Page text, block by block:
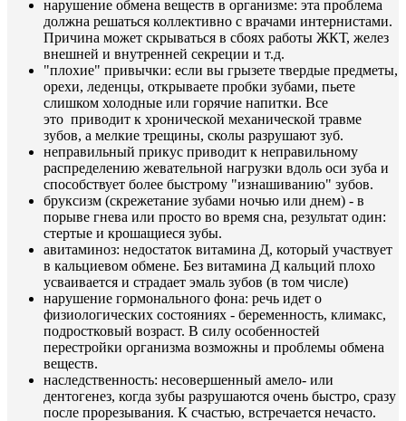
нарушение обмена веществ в организме: эта проблема
должна решаться коллективно с врачами интернистами.
Причина может скрываться в сбоях работы ЖКТ, желез
внешней и внутренней секреции и т.д.
"плохие" привычки: если вы грызете твердые предметы,
орехи, леденцы, открываете пробки зубами, пьете
слишком холодные или горячие напитки. Все
это приводит к хронической механической травме
зубов, а мелкие трещины, сколы разрушают зуб.
неправильный прикус приводит к неправильному
распределению жевательной нагрузки вдоль оси зуба и
способствует более быстрому "изнашиванию" зубов.
бруксизм (скрежетание зубами ночью или днем) - в
порыве гнева или просто во время сна, результат один:
стертые и крошащиеся зубы.
авитаминоз: недостаток витамина Д, который участвует
в кальциевом обмене. Без витамина Д кальций плохо
усваивается и страдает эмаль зубов (в том числе)
нарушение гормонального фона: речь идет о
физиологических состояниях - беременность, климакс,
подростковый возраст. В силу особенностей
перестройки организма возможны и проблемы обмена
веществ.
наследственность: несовершенный амело- или
дентогенез, когда зубы разрушаются очень быстро, сразу
после прорезывания. К счастью, встречается нечасто.